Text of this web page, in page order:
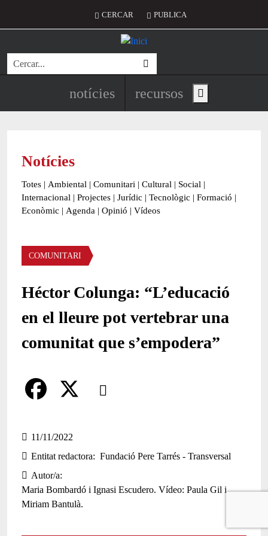
Menú del compte d'usuari
CERCAR PUBLICA
Cerca
Navegació principal de
notícies recursos Show main menu
Notícies
Totes | Ambiental | Comunitari | Cultural | Social |
Internacional | Projectes | Jurídic | Tecnològic | Formació |
Econòmic | Agenda | Opinió | Vídeos
Àmbit de la notícia
COMUNITARI
Héctor Colunga: “L’educació
en el lleure pot vertebrar una
comunitat que s’empodera”
Comparteix
a
c
e
b
11/11/2022
Entitat redactora
Fundació Pere Tarrés - Transversal
Autor/a
Maria Bombardó i Ignasi Escudero. Vídeo: Paula Gil i
Miriam Bantulà.